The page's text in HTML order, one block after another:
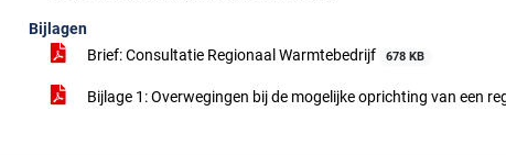
Bijlagen
Brief: Consultatie Regionaal Warmtebedrijf
678 KB
Bijlage 1: Overwegingen bij de mogelijke oprichting van een